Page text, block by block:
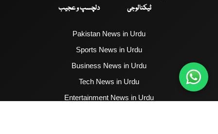
ٹیکنالوجی
دلچسپ و عجیب
Pakistan News in Urdu
Sports News in Urdu
Business News in Urdu
Tech News in Urdu
Entertainment News in Urdu